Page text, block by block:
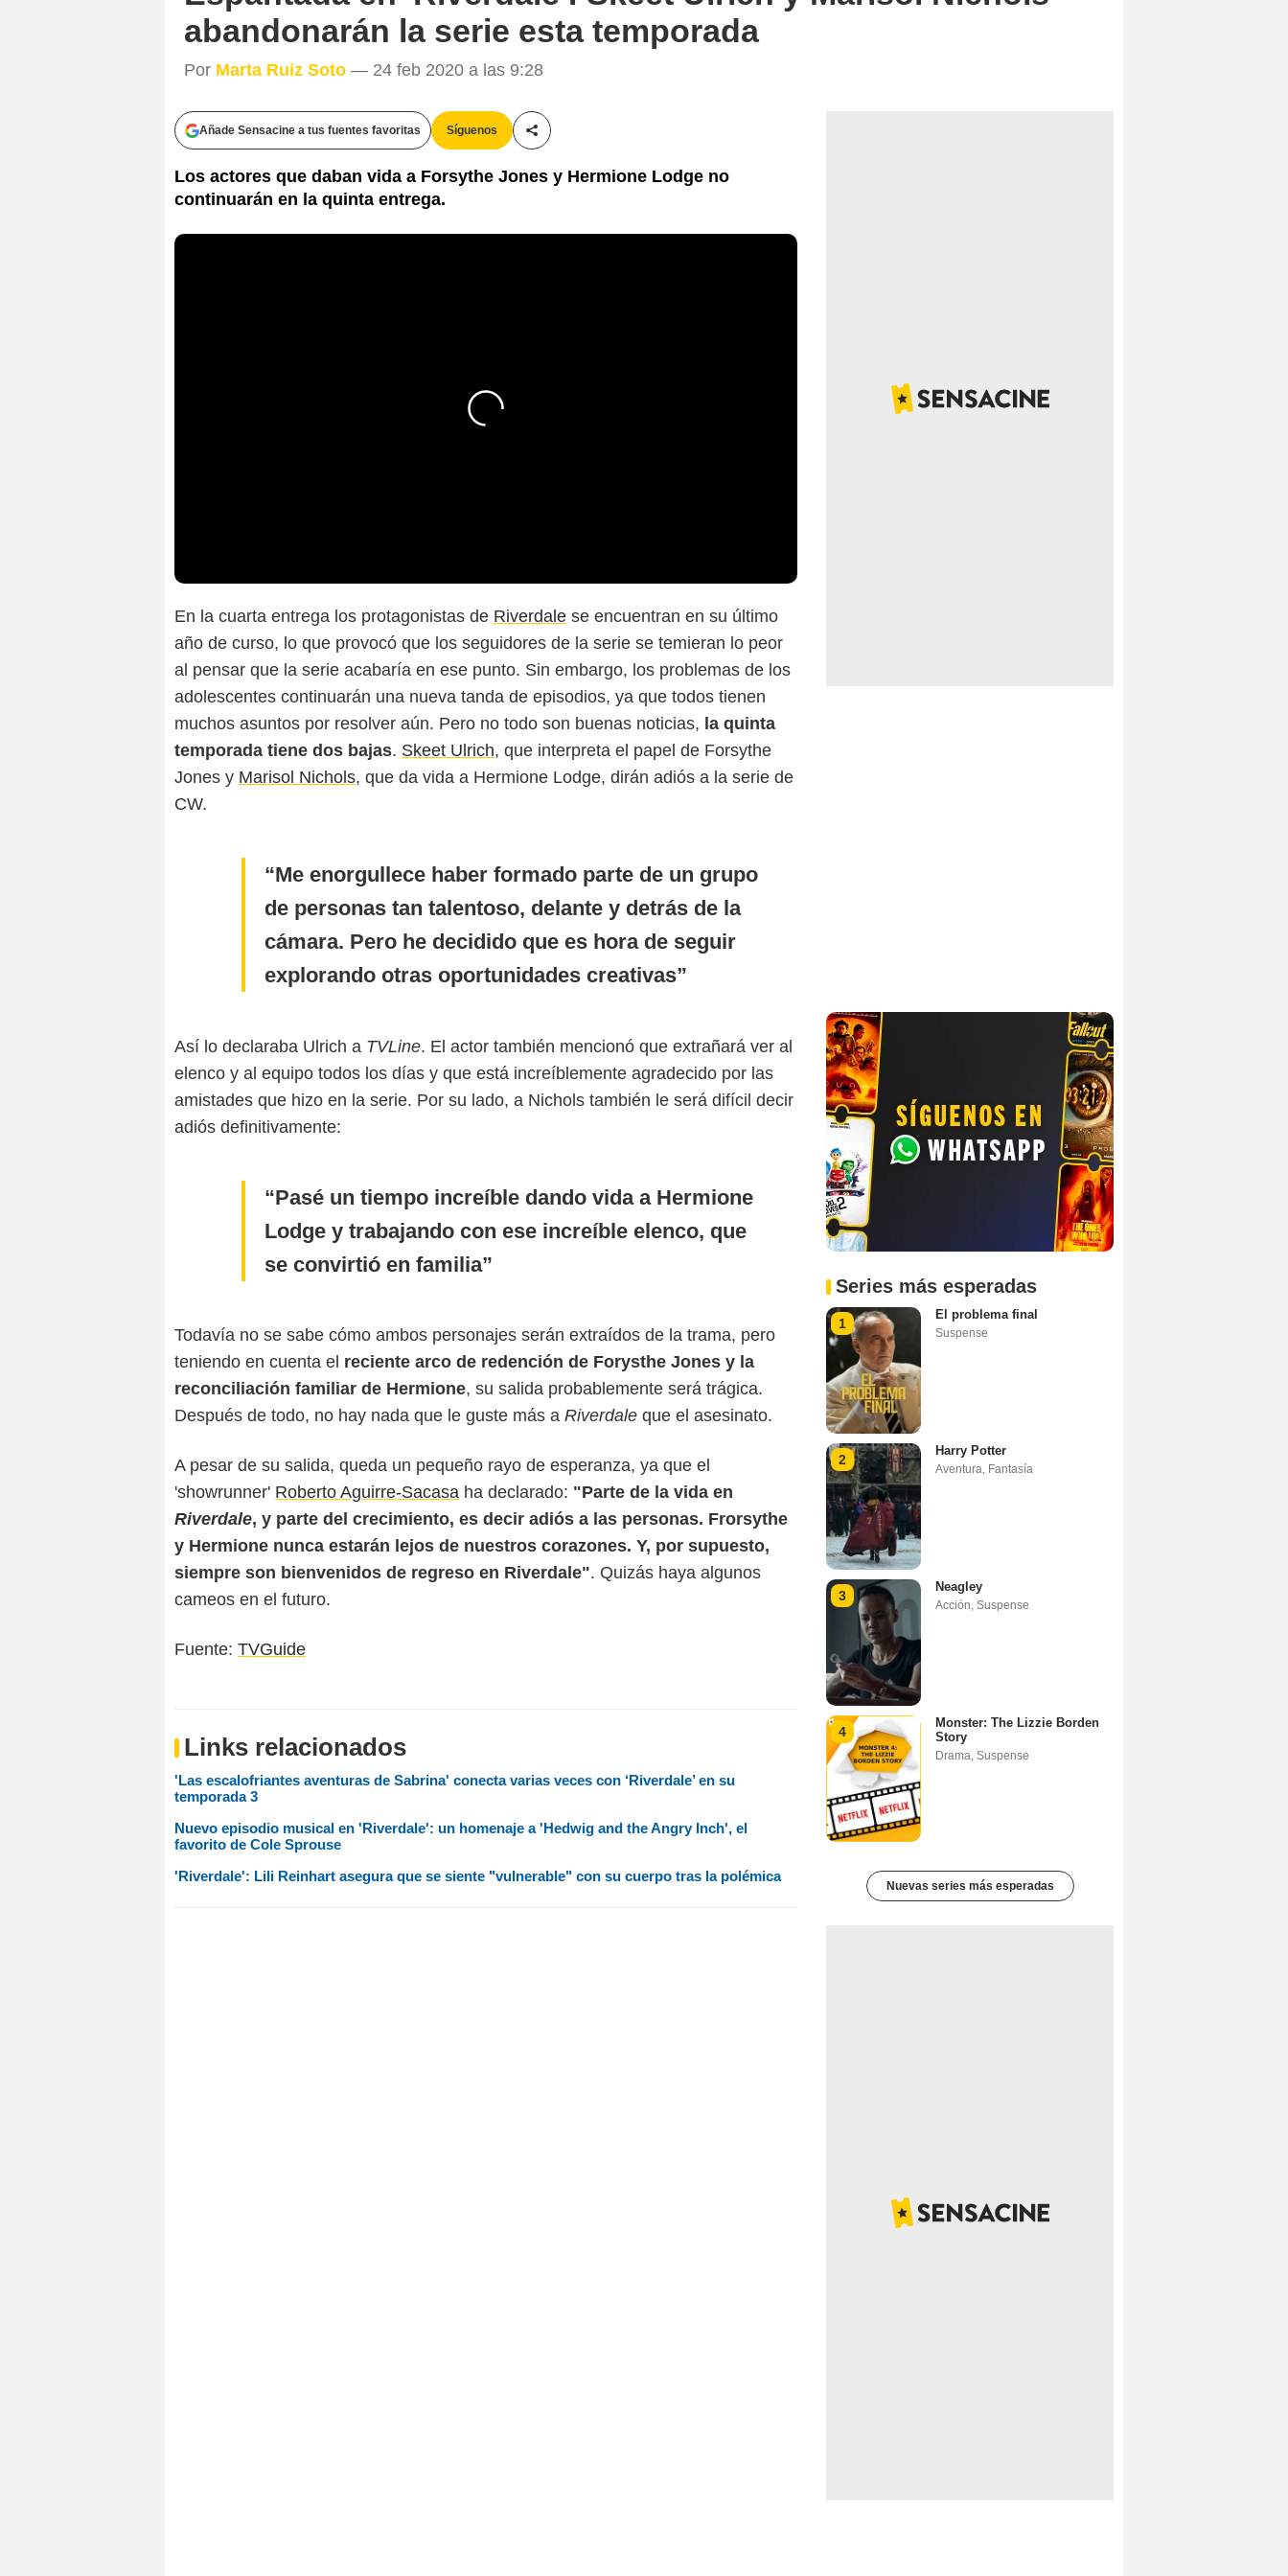
abandonarán la serie esta temporada
Por Marta Ruiz Soto — 24 feb 2020 a las 9:28
Añade Sensacine a tus fuentes favoritas Síguenos
Compartir esta noticia
Los actores que daban vida a Forsythe Jones y Hermione Lodge no
continuarán en la quinta entrega.
En la cuarta entrega los protagonistas de Riverdale se encuentran en su último
año de curso, lo que provocó que los seguidores de la serie se temieran lo peor
al pensar que la serie acabaría en ese punto. Sin embargo, los problemas de los
adolescentes continuarán una nueva tanda de episodios, ya que todos tienen
muchos asuntos por resolver aún. Pero no todo son buenas noticias, la quinta
temporada tiene dos bajas. Skeet Ulrich, que interpreta el papel de Forsythe
Jones y Marisol Nichols, que da vida a Hermione Lodge, dirán adiós a la serie de
CW.
Me enorgullece haber formado parte de un grupo
de personas tan talentoso, delante y detrás de la
cámara. Pero he decidido que es hora de seguir
explorando otras oportunidades creativas
Así lo declaraba Ulrich a TVLine. El actor también mencionó que extrañará ver al
elenco y al equipo todos los días y que está increíblemente agradecido por las
amistades que hizo en la serie. Por su lado, a Nichols también le será difícil decir
adiós definitivamente:
Pasé un tiempo increíble dando vida a Hermione
Lodge y trabajando con ese increíble elenco, que
se convirtió en familia
Todavía no se sabe cómo ambos personajes serán extraídos de la trama, pero
teniendo en cuenta el reciente arco de redención de Forysthe Jones y la
reconciliación familiar de Hermione, su salida probablemente será trágica.
Después de todo, no hay nada que le guste más a Riverdale que el asesinato.
A pesar de su salida, queda un pequeño rayo de esperanza, ya que el
'showrunner' Roberto Aguirre-Sacasa ha declarado: "Parte de la vida en
Riverdale, y parte del crecimiento, es decir adiós a las personas. Frorsythe
y Hermione nunca estarán lejos de nuestros corazones. Y, por supuesto,
siempre son bienvenidos de regreso en Riverdale". Quizás haya algunos
cameos en el futuro.
Fuente: TVGuide
Links relacionados
'Las escalofriantes aventuras de Sabrina' conecta varias veces con ‘Riverdale’ en su
temporada 3
Nuevo episodio musical en 'Riverdale': un homenaje a 'Hedwig and the Angry Inch', el
favorito de Cole Sprouse
'Riverdale': Lili Reinhart asegura que se siente "vulnerable" con su cuerpo tras la polémica
Series más esperadas
1
El problema final
Suspense
2
Harry Potter
Aventura Fantasía
3
Neagley
Acción Suspense
4
Monster: The Lizzie Borden
Story
Drama Suspense
Nuevas series más esperadas